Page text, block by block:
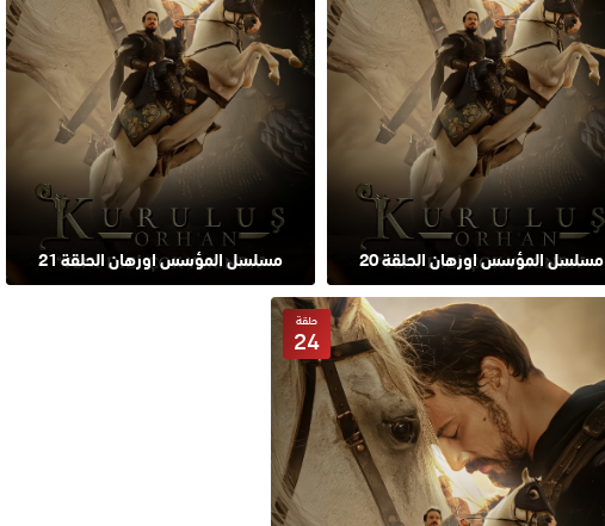
مسلسل المؤسس اورهان الحلقة 20 مسلسل المؤسس اورهان الحلقة 21
حلقة
24